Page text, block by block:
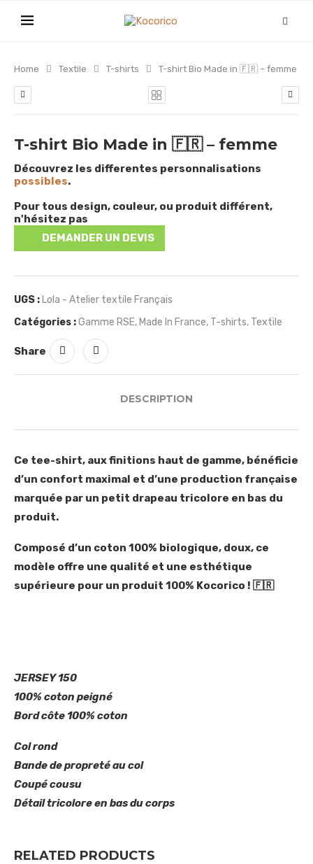
Home Textile T-shirts T-shirt Bio Made in 🇫🇷 – femme
T-shirt Bio Made in 🇫🇷 – femme
Découvrez les differentes personnalisations
possibles.
Pour tous design, couleur, ou produit différent,
n'hésitez pas
DEMANDER UN DEVIS
UGS : Lola - Atelier textile Français
Catégories :Gamme RSE, Made In France, T-shirts, Textile
Share
DESCRIPTION
Ce tee-shirt, aux finitions haut de gamme, bénéficie
d’un confort maximal et d’une production française
marquée par un petit drapeau tricolore en bas du
produit.
Composé d’un coton 100% biologique, doux, ce
modèle offre une qualité et une esthétique
supérieure pour un produit 100% Kocorico ! 🇫🇷
JERSEY 150
100% coton peigné
Bord côte 100% coton
Col rond
Bande de propreté au col
Coupé cousu
Détail tricolore en bas du corps
RELATED PRODUCTS